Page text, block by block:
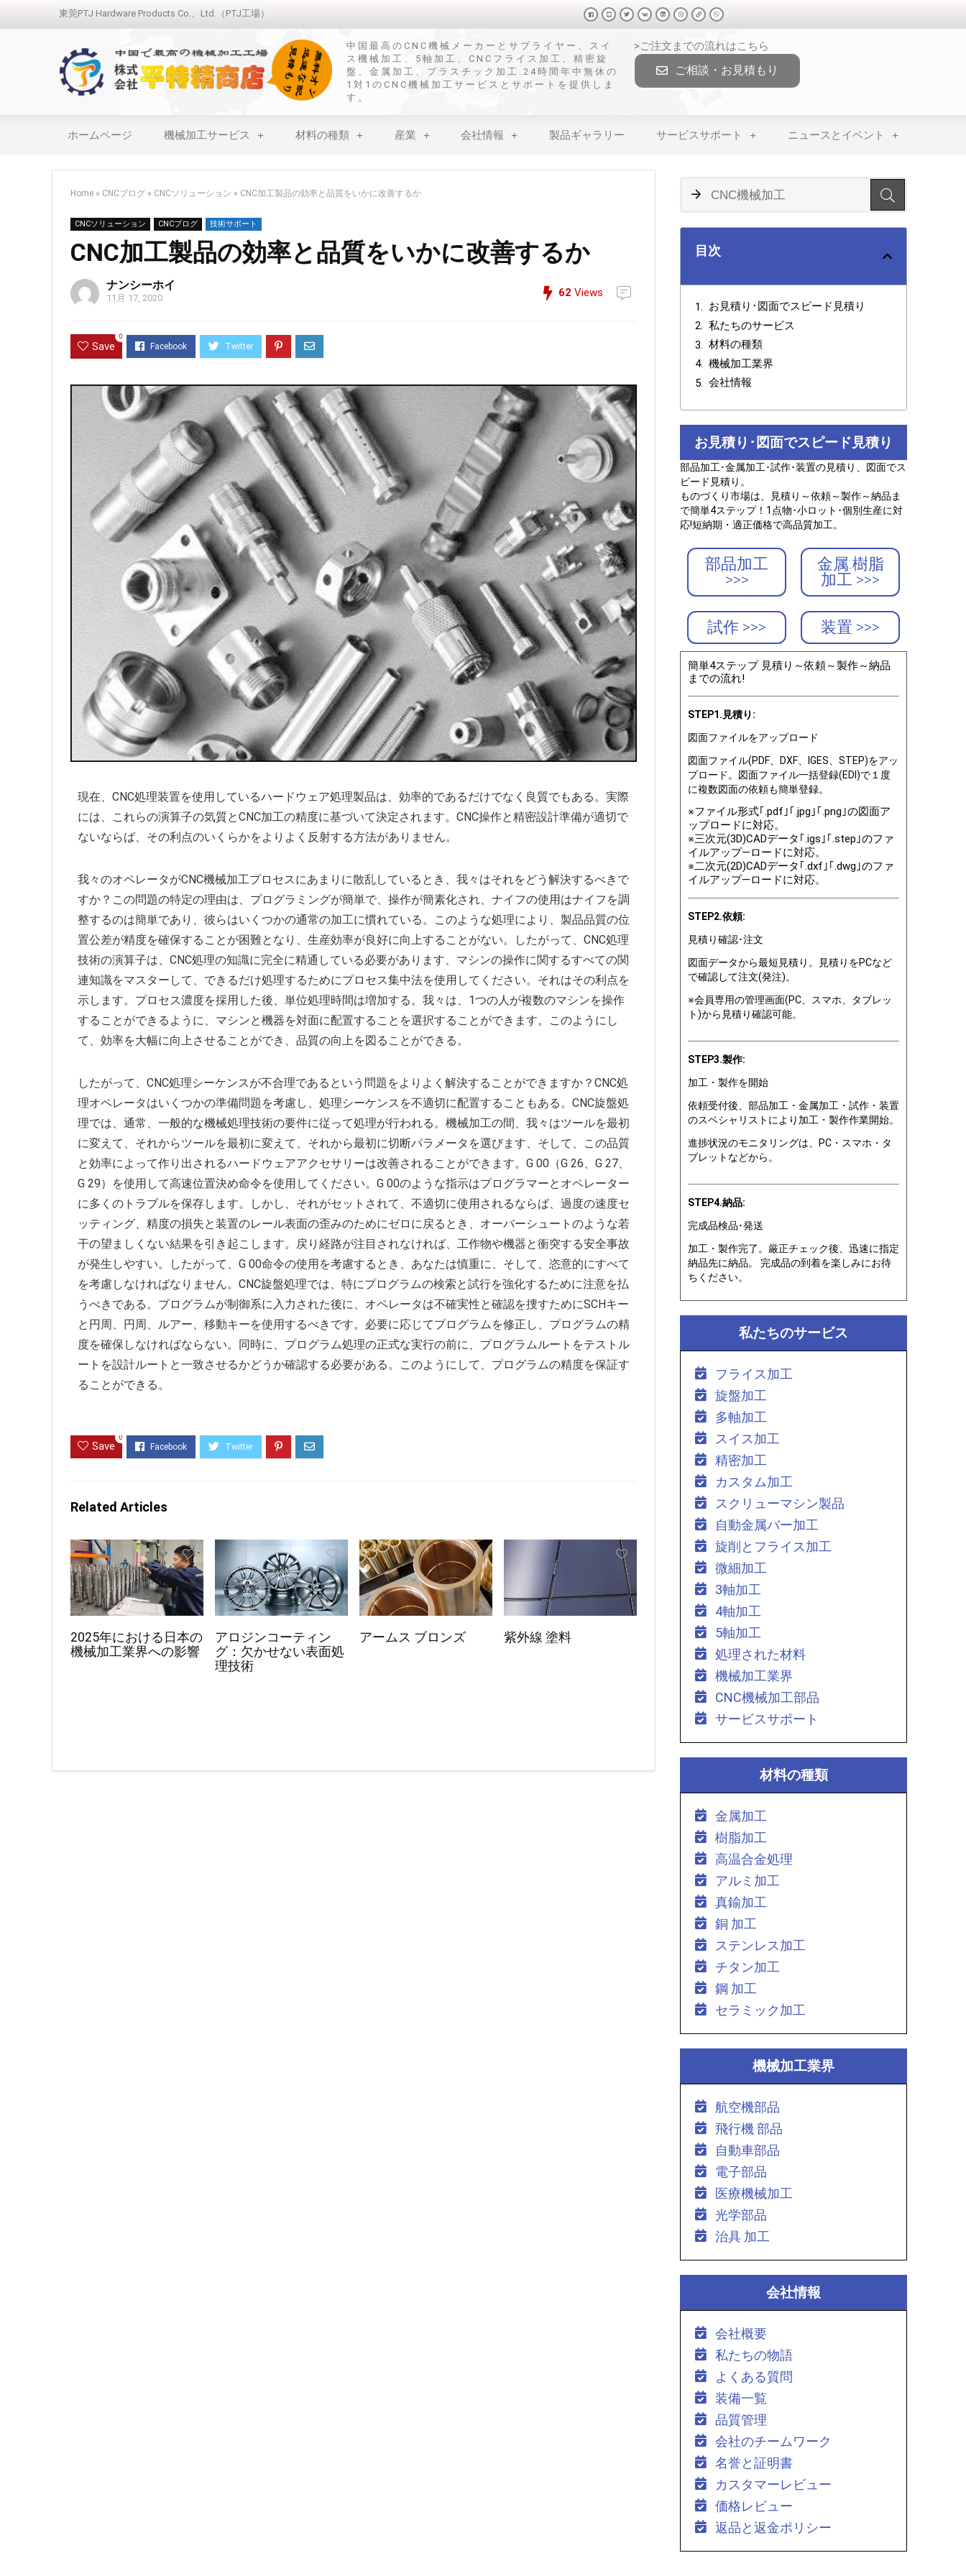
東莞PTJ Hardware Products Co.、Ltd.（PTJ工場）
中国最高のCNC機械メーカーとサプライヤー、スイ
ス機械加工、5軸加工、CNCフライス加工、精密旋
盤、金属加工、プラスチック加工.24時間年中無休の
1対1のCNC機械加工サービスとサポートを提供しま
す。
>ご注文までの流れはこちら
ご相談・お見積もり
ホームページ 機械加工サービス 材料の種類 産業 会社情報 製品ギャラリー サービスサポート ニュースとイベント
Home » CNCブログ » CNCソリューション » CNC加工製品の効率と品質をいかに改善するか
CNCソリューション CNCブログ 技術サポート
CNC加工製品の効率と品質をいかに改善するか
ナンシーホイ
11月 17, 2020 62 Views
Save
0
現在、CNC処理装置を使用しているハードウェア処理製品は、効率的であるだけでなく良質でもある。実際
には、これらの演算子の気質とCNC加工の精度に基づいて決定されます。CNC操作と精密設計準備が適切で
ないならば、その利点のいくらかをよりよく反射する方法がありません。
我々のオペレータがCNC機械加工プロセスにあまりに散乱しているとき、我々はそれをどう解決するべきで
すか？この問題の特定の理由は、プログラミングが簡単で、操作が簡素化され、ナイフの使用はナイフを調
整するのは簡単であり、彼らはいくつかの通常の加工に慣れている。このような処理により、製品品質の位
置公差が精度を確保することが困難となり、生産効率が良好に向上することがない。したがって、CNC処理
技術の演算子は、CNC処理の知識に完全に精通している必要があります、マシンの操作に関するすべての関
連知識をマスターして、できるだけ処理するためにプロセス集中法を使用してください。それはその利点を
示します。プロセス濃度を採用した後、単位処理時間は増加する。我々は、1つの人が複数のマシンを操作
することができるように、マシンと機器を対面に配置することを選択することができます。このようにし
て、効率を大幅に向上させることができ、品質の向上を図ることができる。
したがって、CNC処理シーケンスが不合理であるという問題をよりよく解決することができますか？CNC処
理オペレータはいくつかの準備問題を考慮し、処理シーケンスを不適切に配置することもある。CNC旋盤処
理では、通常、一般的な機械処理技術の要件に従って処理が行われる。機械加工の間、我々はツールを最初
に変えて、それからツールを最初に変えて、それから最初に切断パラメータを選びます、そして、この品質
と効率によって作り出されるハードウェアアクセサリーは改善されることができます。G 00（G 26、G 27、
G 29）を使用して高速位置決め命令を使用してください。G 00のような指示はプログラマーとオペレーター
に多くのトラブルを保存します。しかし、それがセットされて、不適切に使用されるならば、過度の速度セ
ッティング、精度の損失と装置のレール表面の歪みのためにゼロに戻るとき、オーバーシュートのような若
干の望ましくない結果を引き起こします。戻り経路が注目されなければ、工作物や機器と衝突する安全事故
が発生しやすい。したがって、G 00命令の使用を考慮するとき、あなたは慎重に、そして、恣意的にすべて
を考慮しなければなりません。CNC旋盤処理では、特にプログラムの検索と試行を強化するために注意を払
うべきである。プログラムが制御系に入力された後に、オペレータは不確実性と確認を捜すためにSCHキー
と円周、円周、ルアー、移動キーを使用するべきです。必要に応じてプログラムを修正し、プログラムの精
度を確保しなければならない。同時に、プログラム処理の正式な実行の前に、プログラムルートをテストル
ートを設計ルートと一致させるかどうか確認する必要がある。このようにして、プログラムの精度を保証す
ることができる。
Save
0
Related Articles
2025年における日本の
機械加工業界への影響
アロジンコーティン
グ：欠かせない表面処
理技術
アームス ブロンズ 紫外線 塗料
目次
お見積り･図面でスピード見積り
私たちのサービス
材料の種類
機械加工業界
会社情報
お見積り･図面でスピード見積り
部品加工･金属加工･試作･装置の見積り、図面でス
ピード見積り。
ものづくり市場は、見積り～依頼～製作～納品ま
で簡単4ステップ！1点物･小ロット･個別生産に対
応!短納期・適正価格で高品質加工。
部品加工
>>>
金属.樹脂
加工 >>>
試作 >>> 装置 >>>
簡単4ステップ 見積り～依頼～製作～納品
までの流れ!
STEP1.見積り:
図面ファイルをアップロード
図面ファイル(PDF、DXF、IGES、STEP)をアッ
プロード。図面ファイル一括登録(EDI)で１度
に複数図面の依頼も簡単登録。
※ファイル形式｢.pdf｣｢.jpg｣｢.png｣の図面ア
ップロードに対応。
※三次元(3D)CADデータ｢.igs｣｢.step｣のファ
イルアップ―ロードに対応。
※二次元(2D)CADデータ｢.dxf｣｢.dwg｣のファ
イルアップ―ロードに対応。
STEP2.依頼:
見積り確認･注文
図面データから最短見積り。見積りをPCなど
で確認して注文(発注)。
※会員専用の管理画面(PC、スマホ、タブレッ
ト)から見積り確認可能。
STEP3.製作:
加工・製作を開始
依頼受付後、部品加工・金属加工・試作・装置
のスペシャリストにより加工・製作作業開始。
進捗状況のモニタリングは、PC・スマホ・タ
ブレットなどから。
STEP4.納品:
完成品検品･発送
加工・製作完了。厳正チェック後、迅速に指定
納品先に納品。 完成品の到着を楽しみにお待
ちください。
私たちのサービス
フライス加工
旋盤加工
多軸加工
スイス加工
精密加工
カスタム加工
スクリューマシン製品
自動金属バー加工
旋削とフライス加工
微細加工
3軸加工
4軸加工
5軸加工
処理された材料
機械加工業界
CNC機械加工部品
サービスサポート
材料の種類
金属加工
樹脂加工
高温合金処理
アルミ加工
真鍮加工
銅 加工
ステンレス加工
チタン加工
鋼 加工
セラミック加工
機械加工業界
航空機部品
飛行機 部品
自動車部品
電子部品
医療機械加工
光学部品
治具 加工
会社情報
会社概要
私たちの物語
よくある質問
装備一覧
品質管理
会社のチームワーク
名誉と証明書
カスタマーレビュー
価格レビュー
返品と返金ポリシー